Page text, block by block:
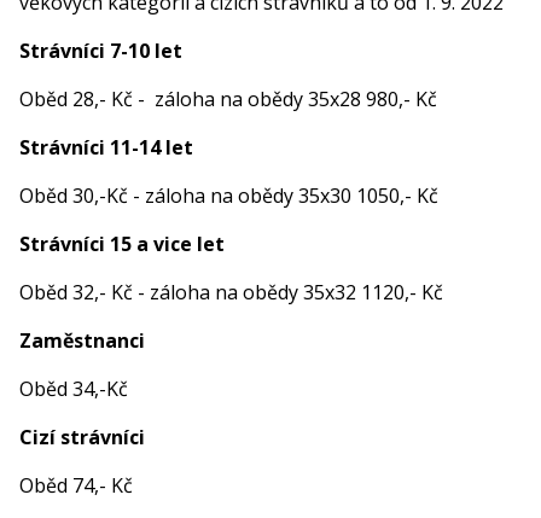
Strávníci 7-10 let
Oběd 28,- Kč - záloha na obědy 35x28 980,- Kč
Strávníci 11-14 let
Oběd 30,-Kč - záloha na obědy 35x30 1050,- Kč
Strávníci 15 a vice let
Oběd 32,- Kč - záloha na obědy 35x32 1120,- Kč
Zaměstnanci
Oběd 34,-Kč
Cizí strávníci
Oběd 74,- Kč